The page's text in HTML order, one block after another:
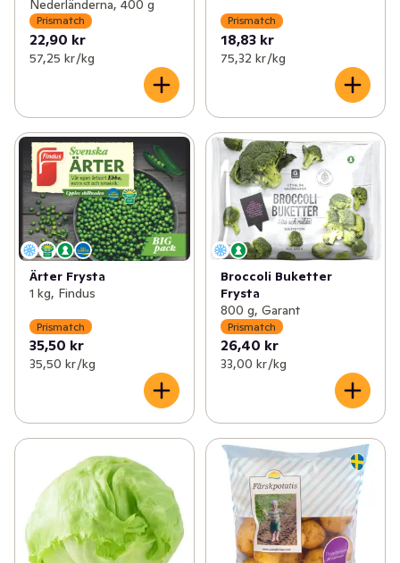
Nederländerna, 400 g
Prismatch
22,90 kr
57,25 kr /kg
Prismatch
18,83 kr
75,32 kr /kg
Ärter Frysta
1 kg, Findus
Prismatch
35,50 kr
35,50 kr /kg
Broccoli Buketter
Frysta
800 g, Garant
Prismatch
26,40 kr
33,00 kr /kg